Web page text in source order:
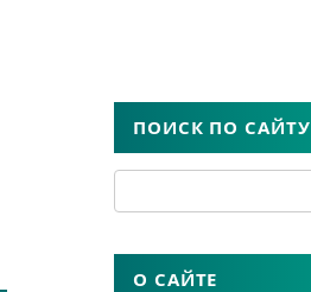
ПОИСК ПО САЙТУ
О САЙТЕ